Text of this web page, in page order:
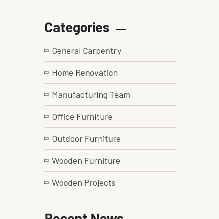
Categories
General Carpentry
Home Renovation
Manufacturing Team
Office Furniture
Outdoor Furniture
Wooden Furniture
Wooden Projects